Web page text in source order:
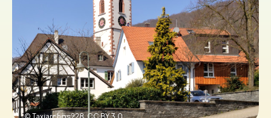
NL
Tickets buchen
Gutscheine bestellen